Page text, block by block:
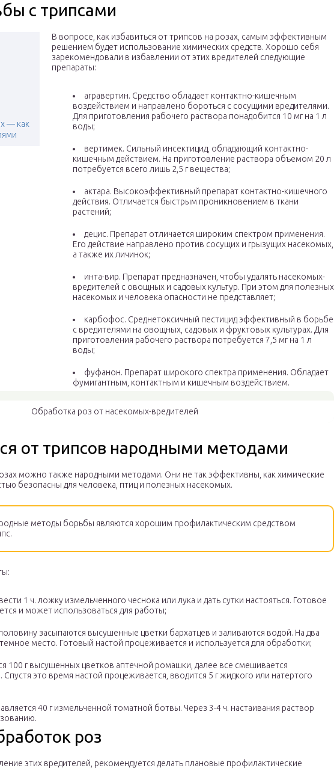
с трипсами
— как
В вопросе, как избавиться от трипсов на розах, самым эффективным
решением будет использование химических средств. Хорошо себя
зарекомендовали в избавлении от этих вредителей следующие
препараты:
агравертин. Средство обладает контактно-кишечным
воздействием и направлено бороться с сосущими вредителями.
Для приготовления рабочего раствора понадобится 10 мг на 1 л
воды;
вертимек. Сильный инсектицид, обладающий контактно-
кишечным действием. На приготовление раствора объемом 20 л
потребуется всего лишь 2,5 г вещества;
актара. Высокоэффективный препарат контактно-кишечного
действия. Отличается быстрым проникновением в ткани
растений;
децис. Препарат отличается широким спектром применения.
Его действие направлено против сосущих и грызущих насекомых,
а также их личинок;
инта-вир. Препарат предназначен, чтобы удалять насекомых-
вредителей с овощных и садовых культур. При этом для полезных
насекомых и человека опасности не представляет;
карбофос. Среднетоксичный пестицид эффективный в борьбе
с вредителями на овощных, садовых и фруктовых культурах. Для
приготовления рабочего раствора потребуется 7,5 мг на 1 л
воды;
фуфанон. Препарат широкого спектра применения. Обладает
фумигантным, контактным и кишечным воздействием.
Обработка роз от насекомых-вредителей
от трипсов народными методами
можно также народными методами. Они не так эффективны, как химические
безопасны для человека, птиц и полезных насекомых.
методы борьбы являются хорошим профилактическим средством
1 ч. ложку измельченного чеснока или лука и дать сутки настояться. Готовое
и может использоваться для работы;
засыпаются высушенные цветки бархатцев и заливаются водой. На два
темное место. Готовый настой процеживается и используется для обработки;
100 г высушенных цветков аптечной ромашки, далее все смешивается
Спустя это время настой процеживается, вводится 5 г жидкого или натертого
40 г измельченной томатной ботвы. Через 3-4 ч. настаивания раствор
роз
этих вредителей, рекомендуется делать плановые профилактические